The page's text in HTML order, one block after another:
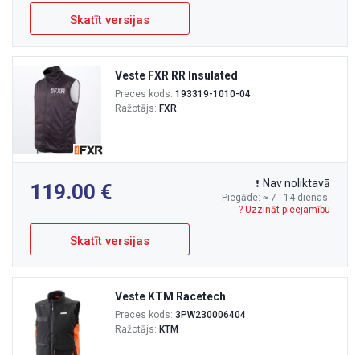
Skatīt versijas
Veste FXR RR Insulated
Preces kods: 193319-1010-04
Ražotājs: FXR
119.00 Piegāde: ≈ 7 - 14 dienas
Nav noliktavā
? Uzzināt pieejamību
Skatīt versijas
Veste KTM Racetech
Preces kods: 3PW230006404
Ražotājs: KTM